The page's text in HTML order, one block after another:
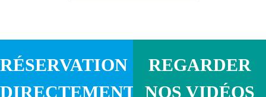
RÉSERVATION
DIRECTEMENT
REGARDER
NOS VIDÉOS